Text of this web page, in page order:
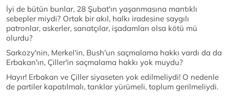
İyi de bütün bunlar, 28 Şubat'ın yaşanmasına mantıklı
sebepler miydi? Ortak bir akıl, halkı iradesine saygılı
patronlar, askerler, sanatçılar, işadamları olsa kötü mü
olurdu?
Sarkozy'nin, Merkel'in, Bush'un saçmalama hakkı vardı da da
Erbakan'ın, Çiller'in saçmalama hakkı yok muydu?
Hayır! Erbakan ve Çiller siyaseten yok edilmeliydi! O nedenle
de partiler kapatılmalı, tanklar yürümeli, toplum gerilmeliydi.